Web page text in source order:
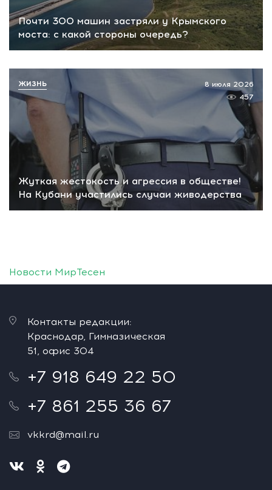
Почти 300 машин застряли у Крымского
моста: с какой стороны очередь?
Жуткая жестокость и агрессия в обществе!
На Кубани участились случаи живодерства
8 июля 2026
457
ЖИЗНЬ
Новости МирТесен
Контакты редакции:
Краснодар, Гимназическая
51, офис 304
+7 918 649 22 50
+7 861 255 36 67
vkkrd@mail.ru